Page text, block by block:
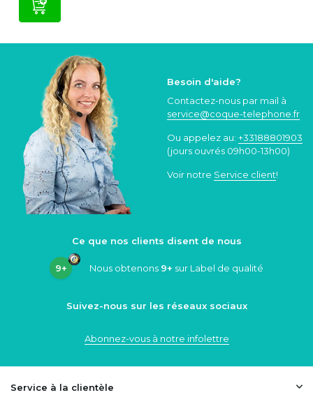
Besoin d'aide?
Contactez-nous par mail à
service@coque-telephone.fr
Ou appelez au: +33188801903
(jours ouvrés 09h00-13h00)
Voir notre Service client!
Ce que nos clients disent de nous
9+ Nous obtenons 9+ sur Label de qualité
Suivez-nous sur les réseaux sociaux
Abonnez-vous à notre infolettre
Service à la clientèle